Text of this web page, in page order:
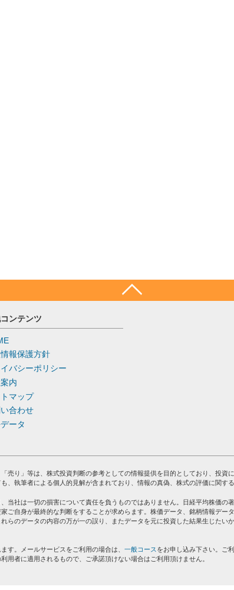
ンテンツ
報保護方針
バシーポリシー
内
マップ
合わせ
ータ
売り」等は、株式投資判断の参考としての情報提供を目的としており、投
、執筆者による個人的見解が含まれており、情報の真偽、株式の評価に関す
当社は一切の損害について責任を負うものではありません。日経平均株価の
ご自身が最終的な判断をすることが求めらます。株価データ、銘柄情報デー
らのデータの内容の万が一の誤り、またデータを元に投資した結果生じたい
す。メールサービスをご利用の場合は、 一般コースをお申し込み下さい。ご
用者に適用されるもので、ご承諾頂けない場合はご利用頂けません。